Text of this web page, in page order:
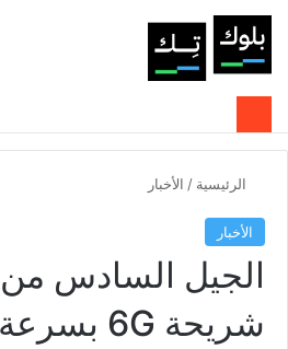
الرئيسية / الأخبار
الأخبار
الجيل السادس